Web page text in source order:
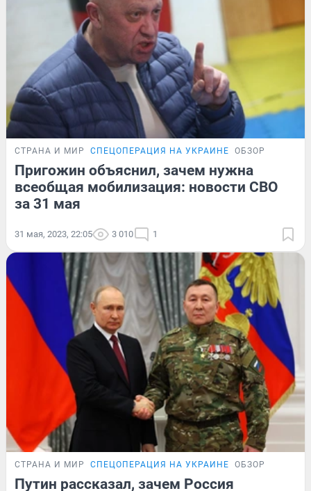
СТРАНА И МИР СПЕЦОПЕРАЦИЯ НА УКРАИНЕ ОБЗОР
Пригожин объяснил, зачем нужна
всеобщая мобилизация: новости СВО
за 31 мая
31 мая, 2023, 22:05 3 010 1
СТРАНА И МИР СПЕЦОПЕРАЦИЯ НА УКРАИНЕ ОБЗОР
Путин рассказал, зачем Россия